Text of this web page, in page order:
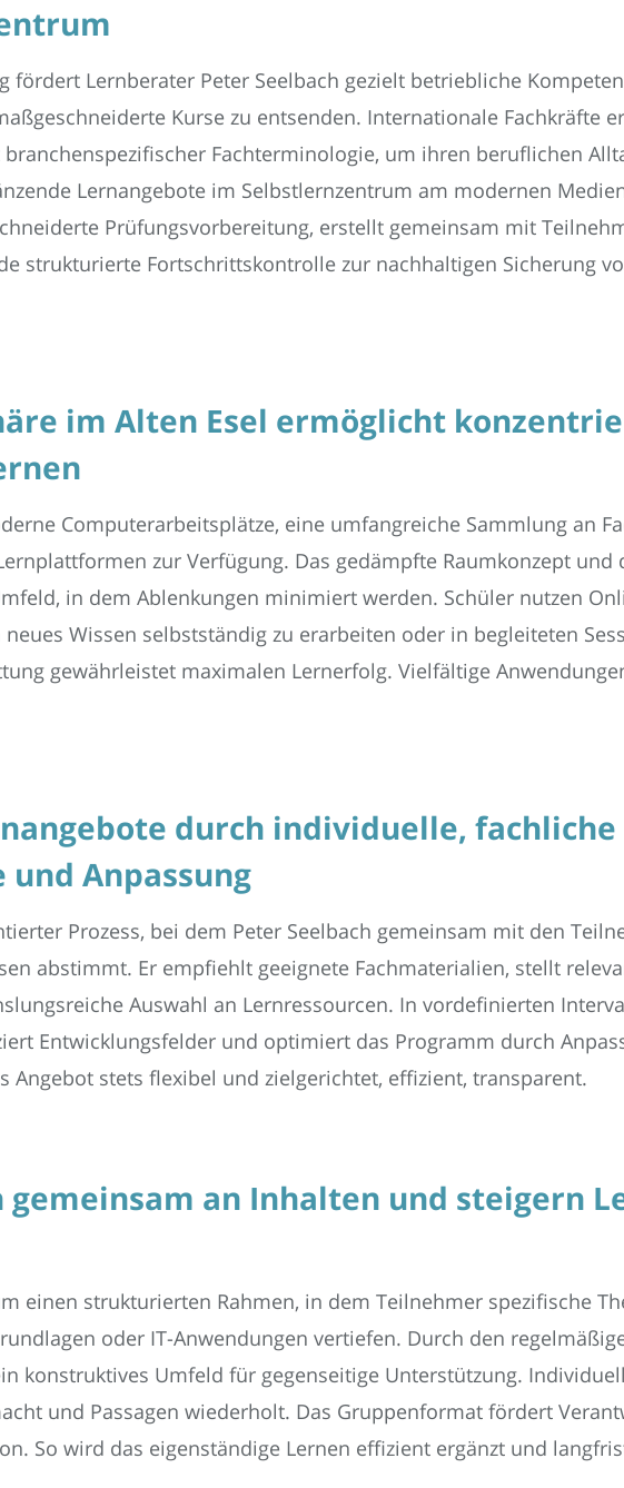
fördert Lernberater Peter Seelbach gezielt betriebliche
Kurse zu entsenden. Internationale Fachkräfte
Fachterminologie, um ihren beruflichen
Lernangebote im Selbstlernzentrum am modernen
Prüfungsvorbereitung, erstellt gemeinsam mit
strukturierte Fortschrittskontrolle zur nachhaltigen Sicherung
im Alten Esel ermöglicht
Computerarbeitsplätze, eine umfangreiche Sammlung an
zur Verfügung. Das gedämpfte Raumkonzept
in dem Ablenkungen minimiert werden. Schüler nutzen
Wissen selbstständig zu erarbeiten oder in begleiteten
gewährleistet maximalen Lernerfolg. Vielfältige
durch individuelle,
Anpassung
Prozess, bei dem Peter Seelbach gemeinsam mit den
abstimmt. Er empfiehlt geeignete Fachmaterialien, stellt
Auswahl an Lernressourcen. In vordefinierten
Entwicklungsfelder und optimiert das Programm durch
Angebot stets flexibel und zielgerichtet, effizient, transparent.
an Inhalten und steigern
einen strukturierten Rahmen, in dem Teilnehmer spezifische
oder IT-Anwendungen vertiefen. Durch den
konstruktives Umfeld für gegenseitige Unterstützung.
und Passagen wiederholt. Das Gruppenformat fördert
So wird das eigenständige Lernen effizient ergänzt und